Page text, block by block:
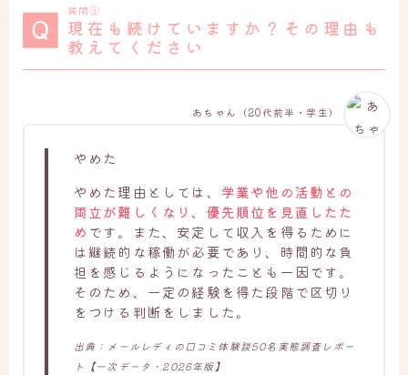
質問⑪
現在も続けていますか？その理由も
教えてください
やめた
やめた理由としては、 学業や他の活動との
両立が難しくなり、優先順位を見直したた
め です。また、安定して収入を得るために
は継続的な稼働が必要であり、時間的な負
担を感じるようになったことも一因です。
そのため、一定の経験を得た段階で区切り
をつける判断をしました。
出典：メールレディの口コミ体験談50名実態調査レポー
ト【一次データ・2026年版】
あちゃん（20代前半・学生）